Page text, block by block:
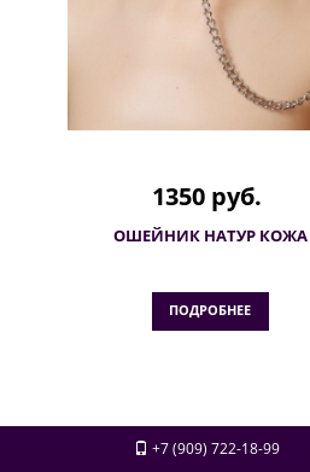
1350 руб.
ОШЕЙНИК НАТУР КОЖА
ПОДРОБНЕЕ
+7 (909) 722-18-99